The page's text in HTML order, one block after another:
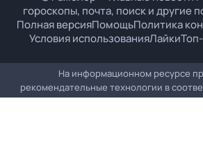
гороскопы, почта, поиск и другие
Полная версияПомощьПолитика
Условия использованияЛайки
На информационном ресурсе
рекомендательные технологии в